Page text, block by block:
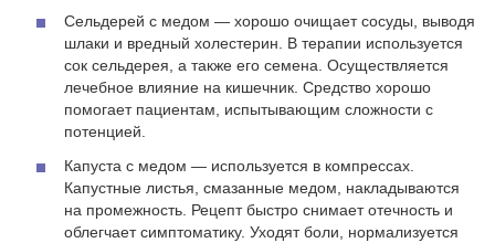
Сельдерей с медом — хорошо очищает сосуды, выводя
шлаки и вредный холестерин. В терапии используется
сок сельдерея, а также его семена. Осуществляется
лечебное влияние на кишечник. Средство хорошо
помогает пациентам, испытывающим сложности с
потенцией.
Капуста с медом — используется в компрессах.
Капустные листья, смазанные медом, накладываются
на промежность. Рецепт быстро снимает отечность и
облегчает симптоматику. Уходят боли, нормализуется